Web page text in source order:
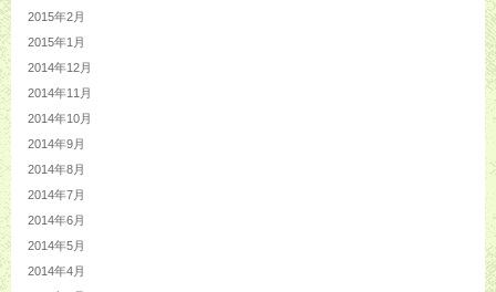
2015年2月
2015年1月
2014年12月
2014年11月
2014年10月
2014年9月
2014年8月
2014年7月
2014年6月
2014年5月
2014年4月